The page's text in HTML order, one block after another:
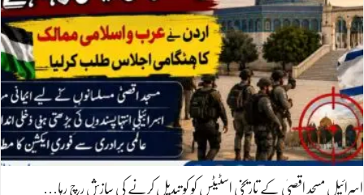
اسرائیل مسجد اقصیٰ کے تاریخی اسٹیٹس کو کو تبدیل کرنے کی سازش رچ رہا…